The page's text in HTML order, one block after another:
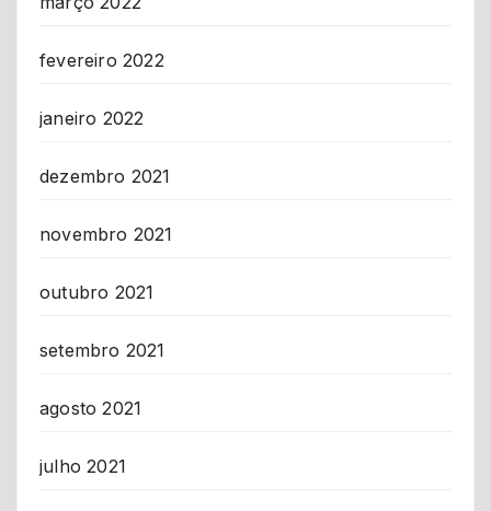
fevereiro 2022
janeiro 2022
dezembro 2021
novembro 2021
outubro 2021
setembro 2021
agosto 2021
julho 2021